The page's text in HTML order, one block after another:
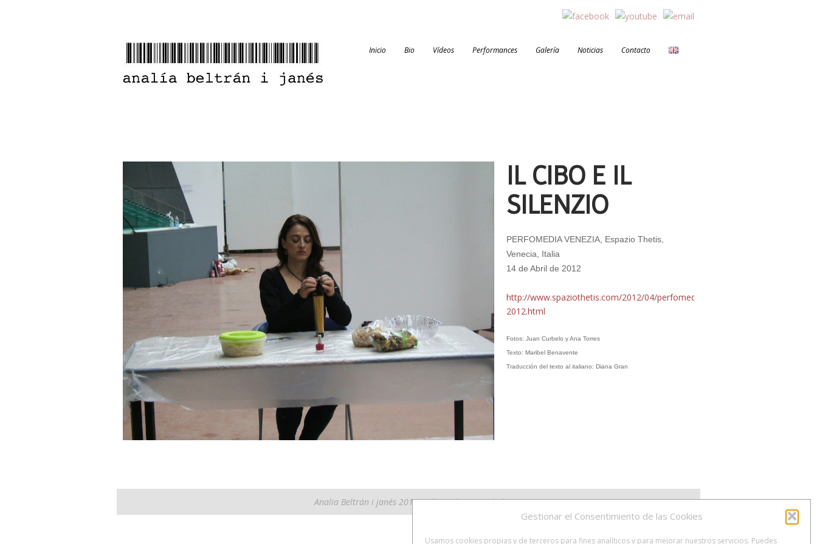
Gestionar el Consentimiento de las Cookies
Usamos cookies propias y de terceros para fines analíticos y para mejorar nuestros servicios. Puedes
Inicio Bio Vídeos Performances Galería Noticias Contacto
IL CIBO E IL
SILENZIO
PERFOMEDIA VENEZIA, Espazio Thetis,
Venecia, Italia
14 de Abril de 2012
http://www.spaziothetis.com/2012/04/perfomedia-
2012.html
Fotos: Juan Curbelo y Ana Torres
Texto: Maribel Benavente
Traducción del texto al italiano: Diana Gran
Analia Beltrán i janés 2018Política de Privacidad